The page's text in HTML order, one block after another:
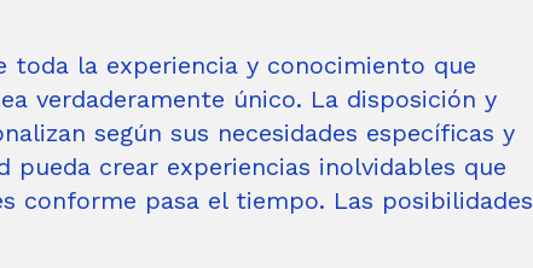
la experiencia y conocimiento que
verdaderamente único. La disposición y
según sus necesidades específicas y
crear experiencias inolvidables que
conforme pasa el tiempo. Las posibilidades